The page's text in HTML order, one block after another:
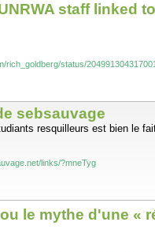
staff linked
rich_goldberg/status/
sebsauvage
resquilleurs est bien le
links/?mneTyg
le mythe d'une «